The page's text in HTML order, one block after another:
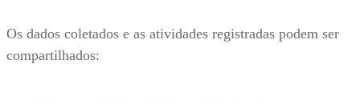
Os dados coletados e as atividades registradas podem ser
compartilhados: